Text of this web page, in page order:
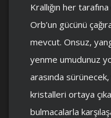
Krallığın her
Orb’un gücünü
mevcut. Onsuz,
yenme umudunuz
arasında
kristalleri ortaya
bulmacalarla